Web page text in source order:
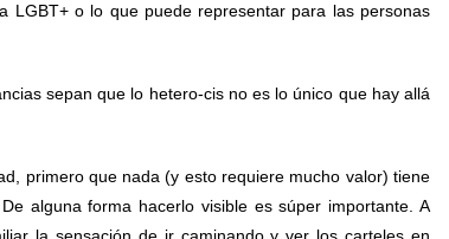
LGBT+ o lo que puede representar para las personas
sepan que lo hetero-cis no es lo único que hay allá
primero que nada (y esto requiere mucho valor) tiene
alguna forma hacerlo visible es súper importante. A